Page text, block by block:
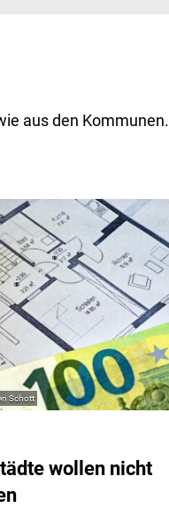
aus den Kommunen.
Schott
wollen nicht